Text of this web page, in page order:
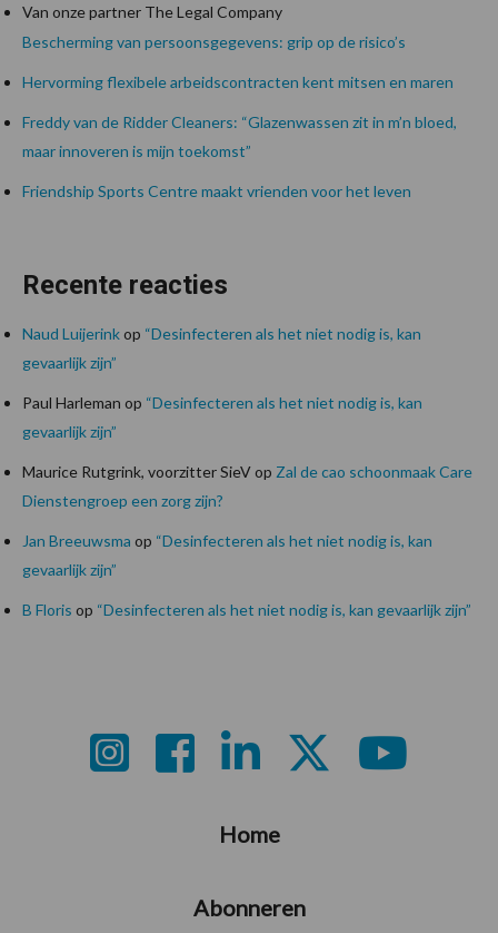
Van onze partner The Legal Company
Bescherming van persoonsgegevens: grip op de risico’s
Hervorming flexibele arbeidscontracten kent mitsen en maren
Freddy van de Ridder Cleaners: “Glazenwassen zit in m’n bloed,
maar innoveren is mijn toekomst”
Friendship Sports Centre maakt vrienden voor het leven
Recente reacties
Naud Luijerinkop “Desinfecteren als het niet nodig is, kan
gevaarlijk zijn”
Paul Harleman op “Desinfecteren als het niet nodig is, kan
gevaarlijk zijn”
Maurice Rutgrink, voorzitter SieVop Zal de cao schoonmaak Care
Dienstengroep een zorg zijn?
Jan Breeuwsma op “Desinfecteren als het niet nodig is, kan
gevaarlijk zijn”
B Floris op “Desinfecteren als het niet nodig is, kan gevaarlijk zijn”
Home
Abonneren